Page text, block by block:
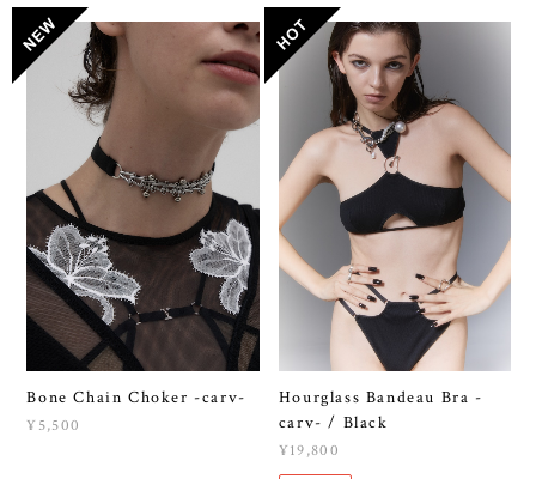
Bone Chain Choker -carv-
¥5,500
Hourglass Bandeau Bra -
carv- / Black
¥19,800